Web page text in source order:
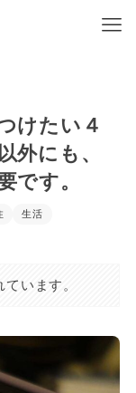
けたい４
外にも、
です。
生活
います。